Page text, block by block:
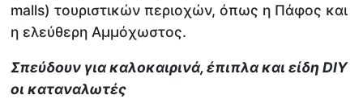
malls) τουριστικών περιοχών, όπως η Πάφος και
η ελεύθερη Αμμόχωστος.
Σπεύδουν για καλοκαιρινά, έπιπλα και είδηDIY
οι καταναλωτές